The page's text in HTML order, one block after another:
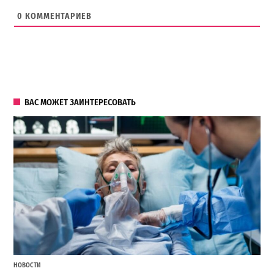
0 КОММЕНТАРИЕВ
ВАС МОЖЕТ ЗАИНТЕРЕСОВАТЬ
НОВОСТИ